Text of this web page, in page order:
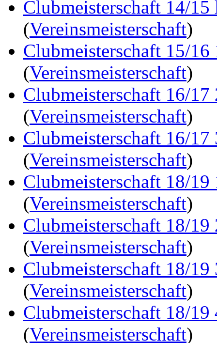
Clubmeisterschaft 14/15
(Vereinsmeisterschaft)
Clubmeisterschaft 15/16
(Vereinsmeisterschaft)
Clubmeisterschaft 16/17
(Vereinsmeisterschaft)
Clubmeisterschaft 16/17
(Vereinsmeisterschaft)
Clubmeisterschaft 18/19
(Vereinsmeisterschaft)
Clubmeisterschaft 18/19
(Vereinsmeisterschaft)
Clubmeisterschaft 18/19
(Vereinsmeisterschaft)
Clubmeisterschaft 18/19
(Vereinsmeisterschaft)